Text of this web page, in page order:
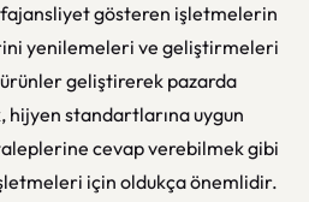
gösteren işletmelerin
yenilemeleri ve geliştirmeleri
geliştirerek pazarda
hijyen standartlarına uygun
cevap verebilmek gibi
için oldukça önemlidir.